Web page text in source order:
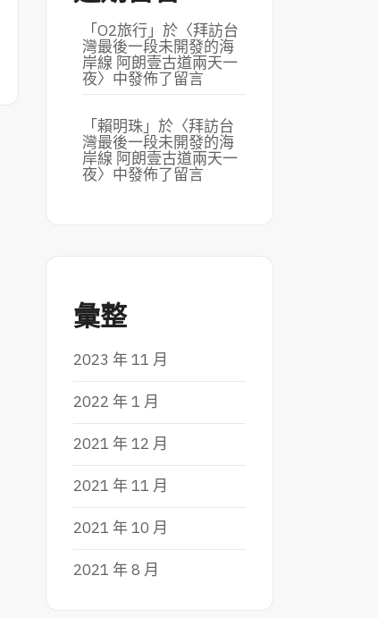
「O2旅行」於〈拜訪台
灣最後一段未開發的海
岸線 阿朗壹古道兩天一
夜〉中發佈了留言
「賴明珠」於〈拜訪台
灣最後一段未開發的海
岸線 阿朗壹古道兩天一
夜〉中發佈了留言
彙整
2023 年 11 月
2022 年 1 月
2021 年 12 月
2021 年 11 月
2021 年 10 月
2021 年 8 月